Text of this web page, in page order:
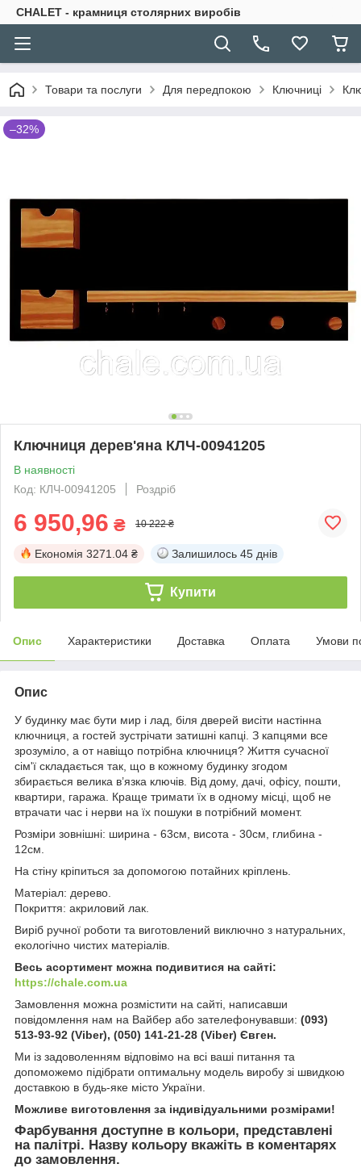
CHALET - крамниця столярних виробів
Товари та послуги Для передпокою Ключниці
–32%
Ключниця дерев'яна КЛЧ-00941205
В наявності
Код: КЛЧ-00941205
Роздріб
6 950,96 ₴ 10 222 ₴
Економія 3271.04 ₴ Залишилось 45 днів
Купити
Опис Характеристики Доставка Оплата Умови
Опис
У будинку має бути мир і лад, біля дверей висіти настінна
ключниця, а гостей зустрічати затишні капці. З капцями все
зрозуміло, а от навіщо потрібна ключниця? Життя сучасної
сім'ї складається так, що в кожному будинку згодом
збирається велика в’язка ключів. Від дому, дачі, офісу, пошти,
квартири, гаража. Краще тримати їх в одному місці, щоб не
втрачати час і нерви на їх пошуки в потрібний момент.
Розміри зовнішні: ширина - 63см, висота - 30см, глибина -
12см.
На стіну кріпиться за допомогою потайних кріплень.
Матеріал: дерево.
Покриття: акриловий лак.
Виріб ручної роботи та виготовлений виключно з натуральних,
екологічно чистих матеріалів.
Весь асортимент можна подивитися на сайті:
https://chale.com.ua
Замовлення можна розмістити на сайті, написавши
повідомлення нам на Вайбер або зателефонувавши: (093)
513-93-92 (Viber), (050) 141-21-28 (Viber) Євген.
Ми із задоволенням відповімо на всі ваші питання та
допоможемо підібрати оптимальну модель виробу зі швидкою
доставкою в будь-яке місто України.
Можливе виготовлення за індивідуальними розмірами!
Фарбування доступне в кольори, представлені
на палітрі. Назву кольору вкажіть в коментарях
до замовлення.